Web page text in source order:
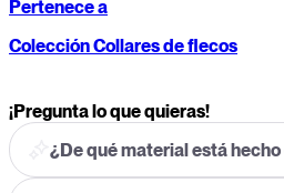
Pertenece a
Colección Collares de flecos
¡Pregunta lo que quieras!
¿De qué material está